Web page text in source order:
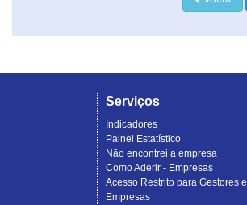
Serviços
Indicadores
Painel Estatístico
Não encontrei a empresa
Como Aderir - Empresas
Acesso Restrito para Gestores e
Empresas